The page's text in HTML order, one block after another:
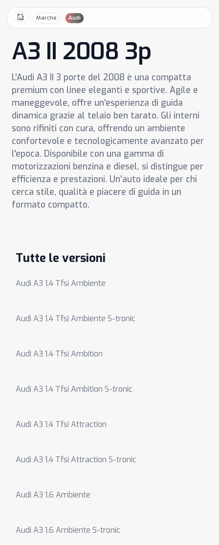
HomeMarche Audi
A3 II 2008 3p
L'Audi A3 II 3 porte del 2008 è una compatta
premium con linee eleganti e sportive. Agile e
maneggevole, offre un'esperienza di guida
dinamica grazie al telaio ben tarato. Gli interni
sono rifiniti con cura, offrendo un ambiente
confortevole e tecnologicamente avanzato per
l'epoca. Disponibile con una gamma di
motorizzazioni benzina e diesel, si distingue per
efficienza e prestazioni. Un'auto ideale per chi
cerca stile, qualità e piacere di guida in un
formato compatto.
Tutte le versioni
Audi A3 1.4 Tfsi Ambiente
Audi A3 1.4 Tfsi Ambiente S-tronic
Audi A3 1.4 Tfsi Ambition
Audi A3 1.4 Tfsi Ambition S-tronic
Audi A3 1.4 Tfsi Attraction
Audi A3 1.4 Tfsi Attraction S-tronic
Audi A3 1.6 Ambiente
Audi A3 1.6 Ambiente S-tronic